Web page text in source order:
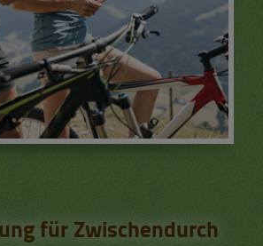
für Zwischendurch